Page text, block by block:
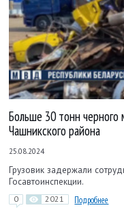
Больше 30 тонн черного
Чашникского района
25.08.2024
Грузовик задержали
Госавтоинспекции.
0 2021 Подробнее